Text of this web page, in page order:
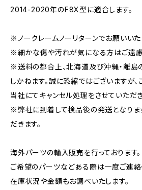
2014-2020年のF8X型に適合します。
※ノークレームノーリターンでお願いいた
※細かな傷や汚れが気になる方はご遠慮
※送料の都合上、北海道及び沖縄・離島
しかねます。誠に恐縮ではございますが
当社にてキャンセル処理をさせていただき
※弊社に到着して検品後の発送となりま
だきます。
海外パーツの輸入販売を行っております。
ご希望のパーツなどある際は一度ご連絡
在庫状況や金額もお調べいたします。